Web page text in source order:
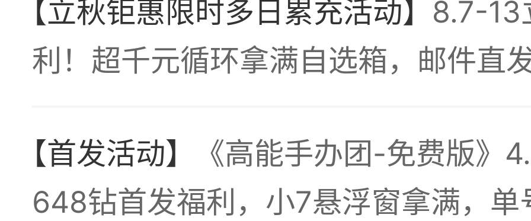
【立秋钜惠限时多日累充活动】 8.7-13
利！超千元循环拿满自选箱，邮件直
【首发活动】
《高能手办团-免费版》
648钻首发福利，小7悬浮窗拿满，单
想抽那个卡和星星
碎片倒